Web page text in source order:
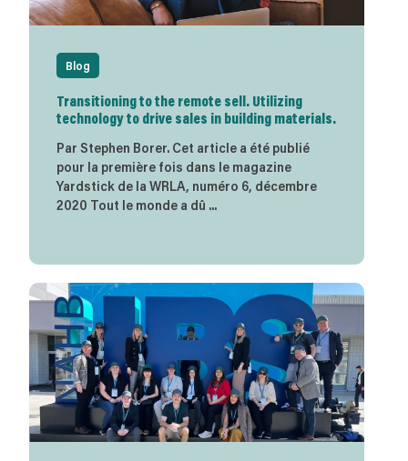
Blog
Transitioning to the remote sell. Utilizing
technology to drive sales in building materials.
Par Stephen Borer. Cet article a été publié
pour la première fois dans le magazine
Yardstick de la WRLA, numéro 6, décembre
2020 Tout le monde a dû ...